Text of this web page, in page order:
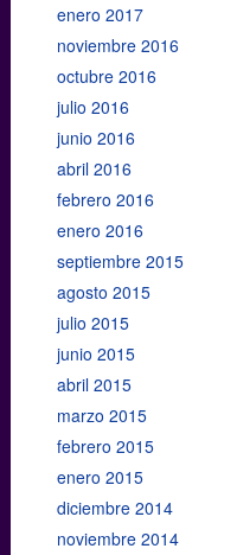
enero 2017
noviembre 2016
octubre 2016
julio 2016
junio 2016
abril 2016
febrero 2016
enero 2016
septiembre 2015
agosto 2015
julio 2015
junio 2015
abril 2015
marzo 2015
febrero 2015
enero 2015
diciembre 2014
noviembre 2014